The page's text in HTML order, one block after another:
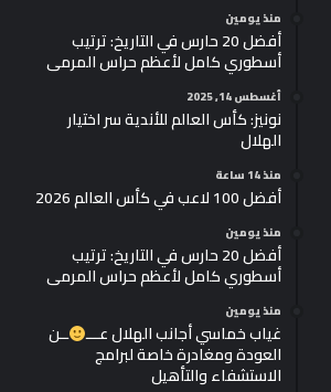
منذ يومين
أفضل 20 حارس في التاريخ: ترتيب
أسطوري كامل لأعظم حراس المرمى
أغسطس 14, 2025
نونيز: كأس العالم للأندية سر اختيار
الهلال
منذ 14 ساعة
أفضل 100 لاعب في كأس العالم 2026
منذ يومين
أفضل 20 حارس في التاريخ: ترتيب
أسطوري كامل لأعظم حراس المرمى
منذ يومين
غياب خماسي أجانب الهلال عـــ ــن
العودة ومغادرة خاصة لبرامج
الاستشفاء والتأهيل